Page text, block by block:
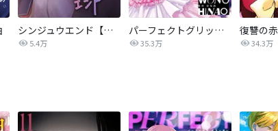
シンジュウエンド【タテヨミ】
5.4万
パーフェクトグリッター
35.3万 34.3万